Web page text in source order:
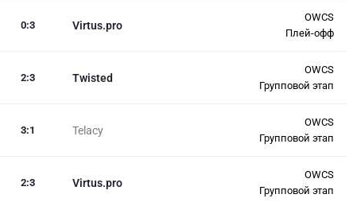
Virtus.pro
0:3
OWCS
Плей-офф
Twisted
2:3
OWCS
Групповой этап
Telacy
3:1
OWCS
Групповой этап
Virtus.pro
2:3
OWCS
Групповой этап